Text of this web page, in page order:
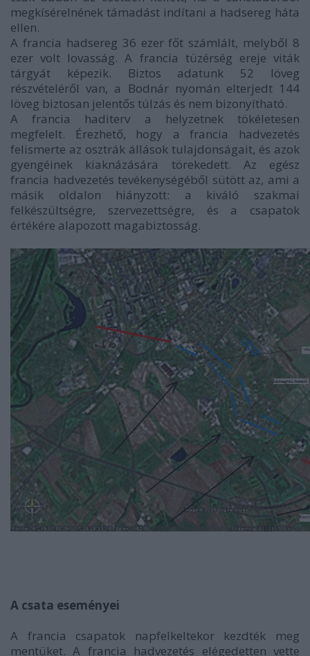
megkísérelnének támadást indítani a hadsereg háta
ellen.
A francia hadsereg 36 ezer főt számlált, melyből 8
ezer volt lovasság. A francia tüzérség ereje viták
tárgyát képezik. Biztos adatunk 52 löveg
részvételéről van, a Bodnár nyomán elterjedt 144
löveg biztosan jelentős túlzás és nem bizonyítható.
A francia haditerv a helyzetnek tökéletesen
megfelelt. Érezhető, hogy a francia hadvezetés
felismerte az osztrák állások tulajdonságait, és azok
gyengéinek kiaknázására törekedett. Az egész
francia hadvezetés tevékenységéből sütött az, ami a
másik oldalon hiányzott: a kiváló szakmai
felkészültségre, szervezettségre, és a csapatok
értékére alapozott magabiztosság.
A csata eseményei
A francia csapatok napfelkeltekor kezdték meg
mentüket. A francia hadvezetés elégedetten vette